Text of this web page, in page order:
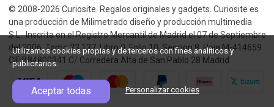
© 2008-2026 Curiosite. Regalos originales y gadgets. Curiosite es
una producción de Milimetrado diseño y producción multimedia
S.L.. Inscrita en el Registro Mercantil de Madrid el 07 de Septiembre
del 2006. Tomo:23.137. Libro:0. Folio:10. Seccion:8. Hoja:M-414659
CIF:B84800341 C/ Corredera Alta de San Pablo 28 Madrid
Utilizamos cookies propias y de terceros con fines analíticos y
publicitarios.
Aceptar todas Personalizar cookies